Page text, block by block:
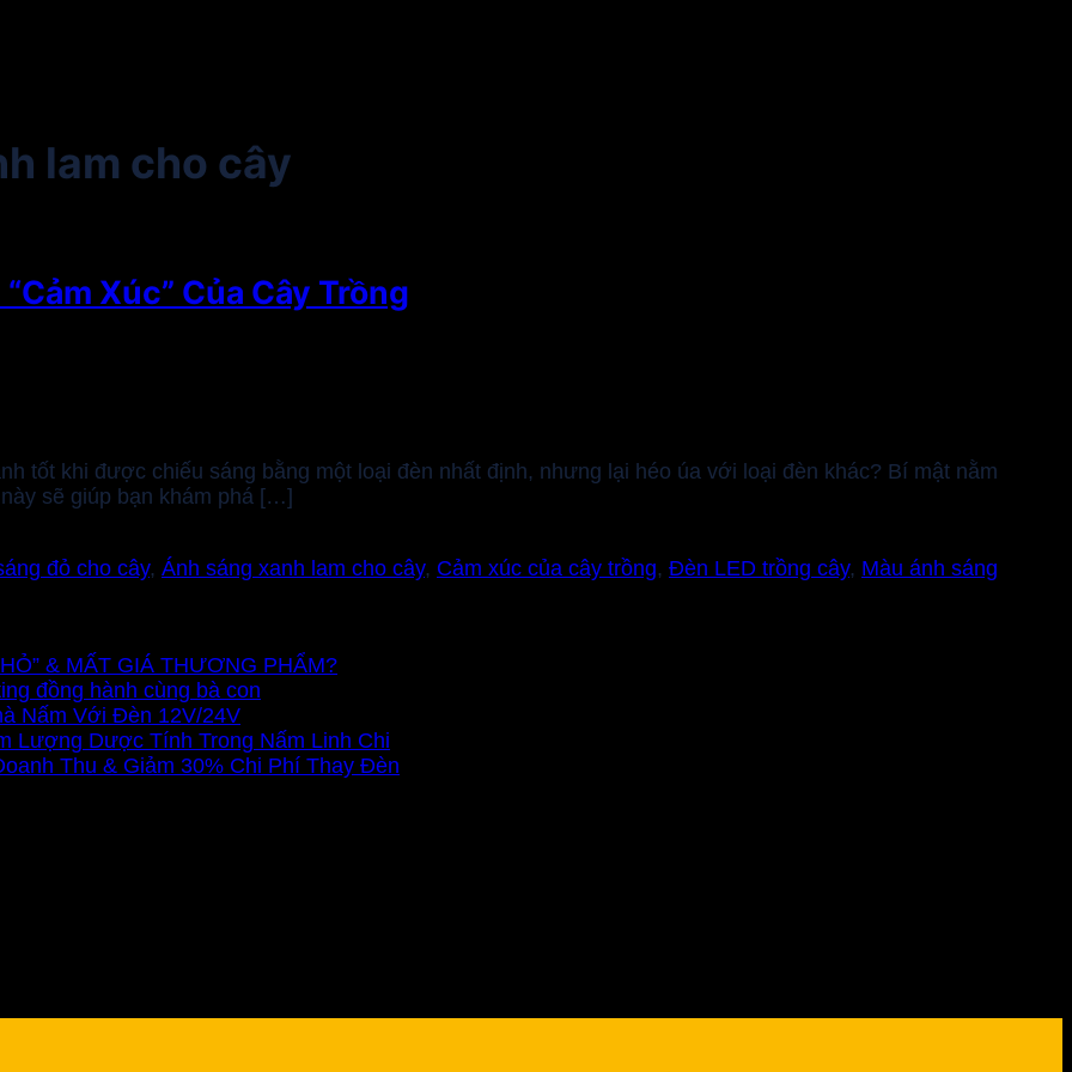
lam cho cây
Xúc” Của Cây Trồng
tốt khi được chiếu sáng bằng một loại đèn nhất định, nhưng lại héo úa với loại đèn khác? Bí mật nằm
sẽ giúp bạn khám phá […]
đỏ cho cây, Ánh sáng xanh lam cho cây, Cảm xúc của cây trồng, Đèn LED trồng cây, Màu ánh sáng
& MẤT GIÁ THƯƠNG PHẨM?
đồng hành cùng bà con
Nấm Với Đèn 12V/24V
Lượng Dược Tính Trong Nấm Linh Chi
Thu & Giảm 30% Chi Phí Thay Đèn